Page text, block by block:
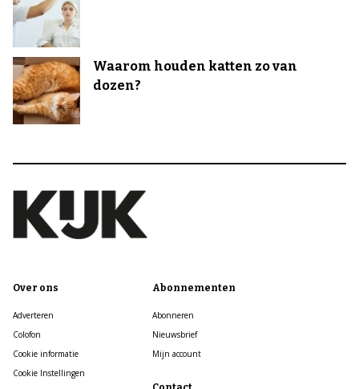
Waarom houden katten zo van
dozen?
Over ons
Adverteren
Colofon
Cookie informatie
Cookie Instellingen
Abonnementen
Abonneren
Nieuwsbrief
Mijn account